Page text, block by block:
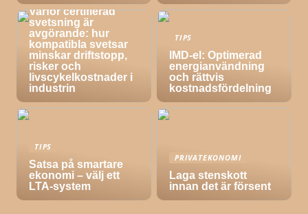
Varför certifierad
svetsning är
avgörande: hur
kompatibla svetsar
minskar driftstopp,
risker och
livscykelkostnader i
industrin
TIPS
IMD-el: Optimerad
energianvändning
och rättvis
kostnadsfördelning
TIPS
Satsa på smartare
ekonomi – välj ett
LTA-system
PRIVATEKONOMI
Laga stenskott
innan det är försent